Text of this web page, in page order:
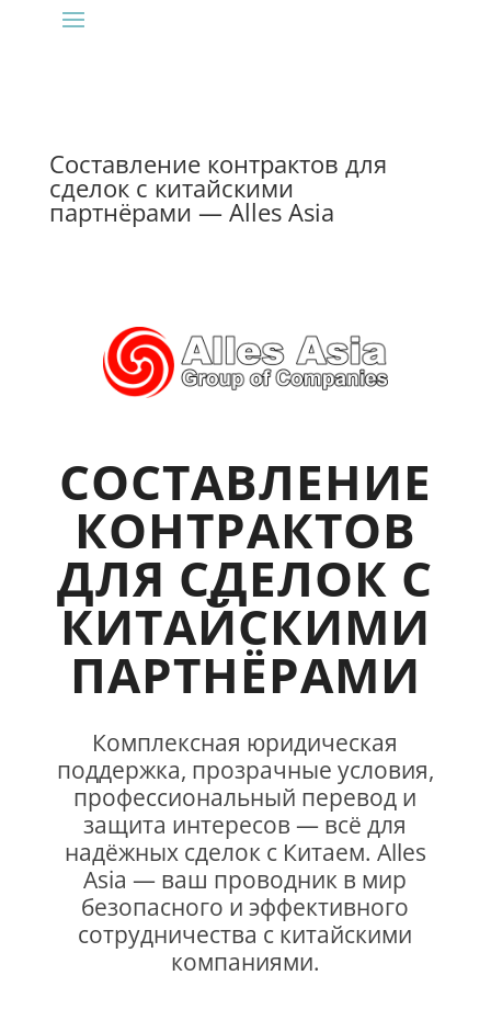
Составление контрактов для
сделок с китайскими
партнёрами — Alles Asia
СОСТАВЛЕНИЕ
КОНТРАКТОВ
ДЛЯ СДЕЛОК С
КИТАЙСКИМИ
ПАРТНЁРАМИ
Комплексная юридическая
поддержка, прозрачные условия,
профессиональный перевод и
защита интересов — всё для
надёжных сделок с Китаем. Alles
Asia — ваш проводник в мир
безопасного и эффективного
сотрудничества с китайскими
компаниями.